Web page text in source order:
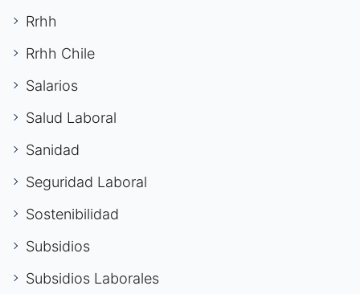
Rrhh
Rrhh Chile
Salarios
Salud Laboral
Sanidad
Seguridad Laboral
Sostenibilidad
Subsidios
Subsidios Laborales